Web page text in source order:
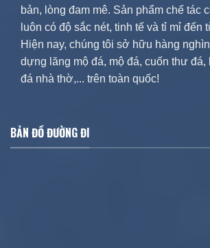
bản, lòng đam mê. Sản phẩm chế tác
luôn có độ sắc nét, tinh tế và tỉ mỉ đến
Hiện nay, chúng tôi sở hữu hàng
dựng lăng mộ đá, mộ đá, cuốn thư đá,
đá nhà thờ,... trên toàn quốc!
BẢN ĐỒ ĐƯỜNG ĐI